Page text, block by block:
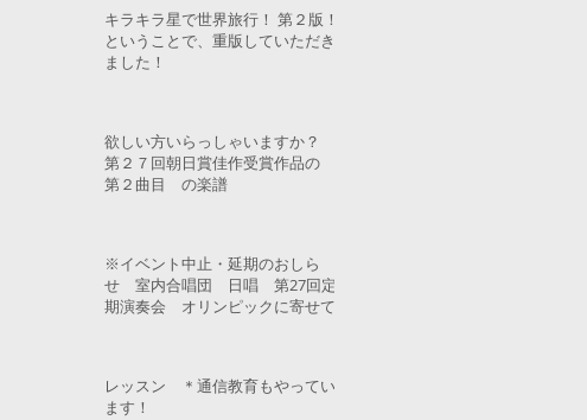
キラキラ星で世界旅行！ 第２版！
ということで、重版していただき
ました！
欲しい方いらっしゃいますか？
第２７回朝日賞佳作受賞作品の
第２曲目 の楽譜
※イベント中止・延期のおしら
せ 室内合唱団 日唱 第27回定
期演奏会 オリンピックに寄せて
レッスン ＊通信教育もやってい
ます！